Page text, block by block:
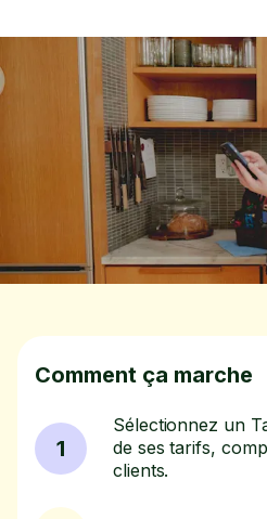
Comment ça marche
1
Sélectionnez un
de ses tarifs,
clients.